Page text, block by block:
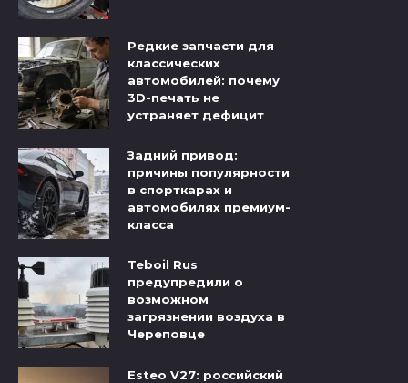
Редкие запчасти для
классических
автомобилей: почему
3D-печать не
устраняет дефицит
Задний привод:
причины популярности
в спорткарах и
автомобилях премиум-
класса
Teboil Rus
предупредили о
возможном
загрязнении воздуха в
Череповце
Esteo V27: российский